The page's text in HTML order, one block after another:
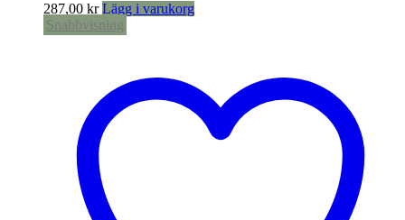
287,00 kr Lägg i varukorg
Snabbvisning